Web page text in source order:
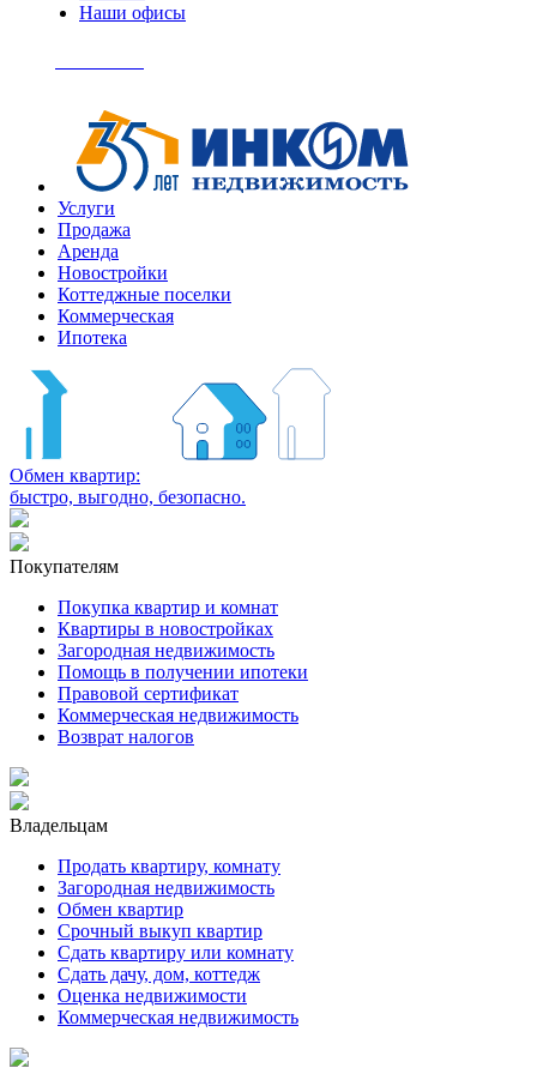
Наши офисы
Услуги
Продажа
Аренда
Новостройки
Коттеджные поселки
Коммерческая
Ипотека
Обмен квартир:
быстро, выгодно, безопасно.
Покупателям
Покупка квартир и комнат
Квартиры в новостройках
Загородная недвижимость
Помощь в получении ипотеки
Правовой сертификат
Коммерческая недвижимость
Возврат налогов
Владельцам
Продать квартиру, комнату
Загородная недвижимость
Обмен квартир
Срочный выкуп квартир
Сдать квартиру или комнату
Сдать дачу, дом, коттедж
Оценка недвижимости
Коммерческая недвижимость